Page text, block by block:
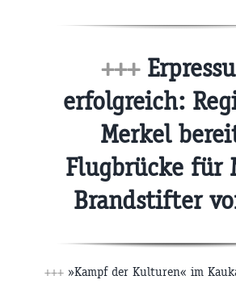
+++
erfolgreich:
Merkel
Flugbrücke für
Brandstifter
+++ »Kampf der Kulturen« im